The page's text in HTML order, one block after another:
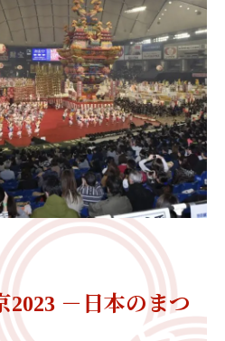
2023 －日本のまつ